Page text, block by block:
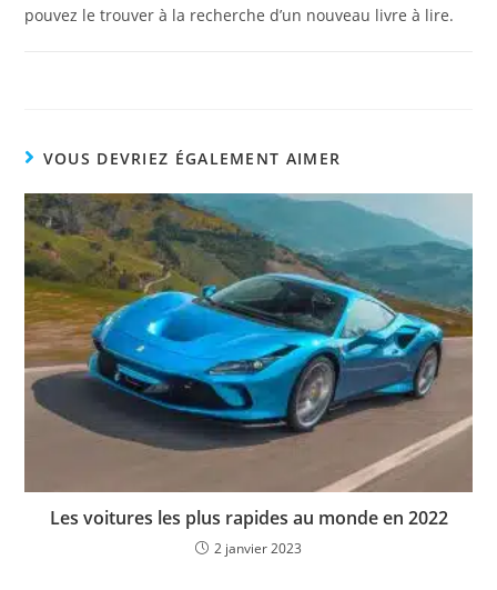
pouvez le trouver à la recherche d’un nouveau livre à lire.
VOUS DEVRIEZ ÉGALEMENT AIMER
Les voitures les plus rapides au monde en 2022
2 janvier 2023